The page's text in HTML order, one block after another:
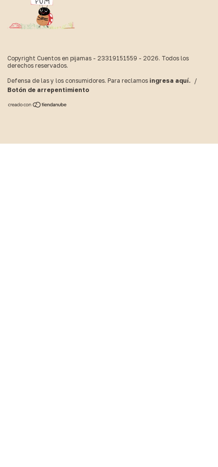
Copyright Cuentos en pijamas - 23319151559 - 2026. Todos los
derechos reservados.
Defensa de las y los consumidores. Para reclamos ingresa aquí.
/
Botón de arrepentimiento